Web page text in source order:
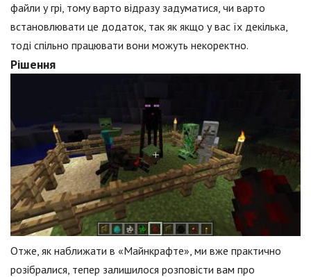
файли у грі, тому варто відразу задуматися, чи варто
встановлювати це додаток, так як якщо у вас їх декілька,
тоді спільно працювати вони можуть некоректно.
Рішення
Отже, як наближати в «Майнкрафте», ми вже практично
розібралися, тепер залишилося розповісти вам про